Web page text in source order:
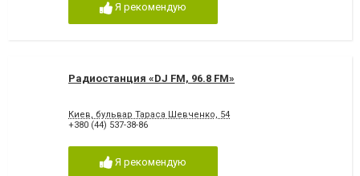
Я рекомендую
Радиостанция «DJ FM, 96.8 FM»
Киев, бульвар Тараса Шевченко, 54
+380 (44) 537-38-86
Я рекомендую